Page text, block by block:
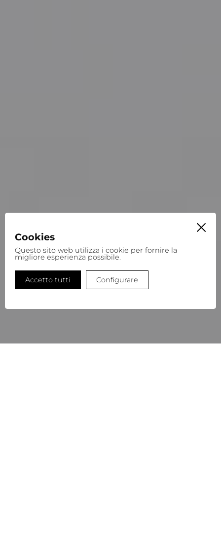
Cookies
Questo sito web utilizza i cookie per fornire la
migliore esperienza possibile.
Accetto tutti Configurare